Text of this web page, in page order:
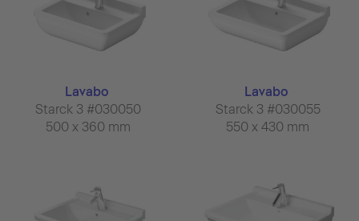
Lavabo
Starck 3 #030050
500 x 360 mm
Lavabo
Starck 3 #030055
550 x 430 mm